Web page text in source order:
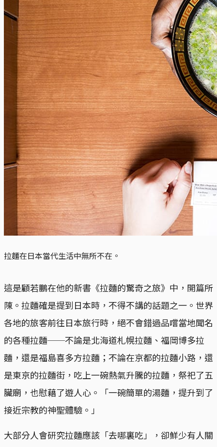
拉麵在日本當代生活中無所不在。
這是顧若鵬在他的新書《拉麵的驚奇之旅》中，開篇所
陳。拉麵確是提到日本時，不得不講的話題之一。世界
各地的旅客前往日本旅行時，絕不會錯過品嚐當地聞名
的各種拉麵──不論是北海道札幌拉麵、福岡博多拉
麵，還是福島喜多方拉麵；不論在京都的拉麵小路，還
是東京的拉麵街，吃上一碗熱氣升騰的拉麵，祭祀了五
臟廟，也慰藉了遊人心。「一碗簡單的湯麵，提升到了
接近宗教的神聖體驗。」
大部分人會研究拉麵應該「去哪裏吃」，卻鮮少有人關